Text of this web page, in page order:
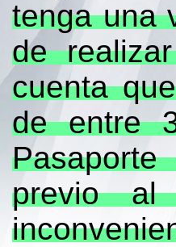
tenga una
de
cuenta
de entre
previo al